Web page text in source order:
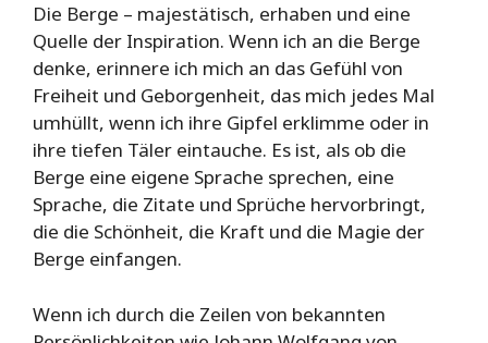
Die Berge – majestätisch, erhaben und eine
Quelle der Inspiration. Wenn ich an die Berge
denke, erinnere ich mich an das Gefühl von
Freiheit und Geborgenheit, das mich jedes Mal
umhüllt, wenn ich ihre Gipfel erklimme oder in
ihre tiefen Täler eintauche. Es ist, als ob die
Berge eine eigene Sprache sprechen, eine
Sprache, die Zitate und Sprüche hervorbringt,
die die Schönheit, die Kraft und die Magie der
Berge einfangen.
Wenn ich durch die Zeilen von bekannten